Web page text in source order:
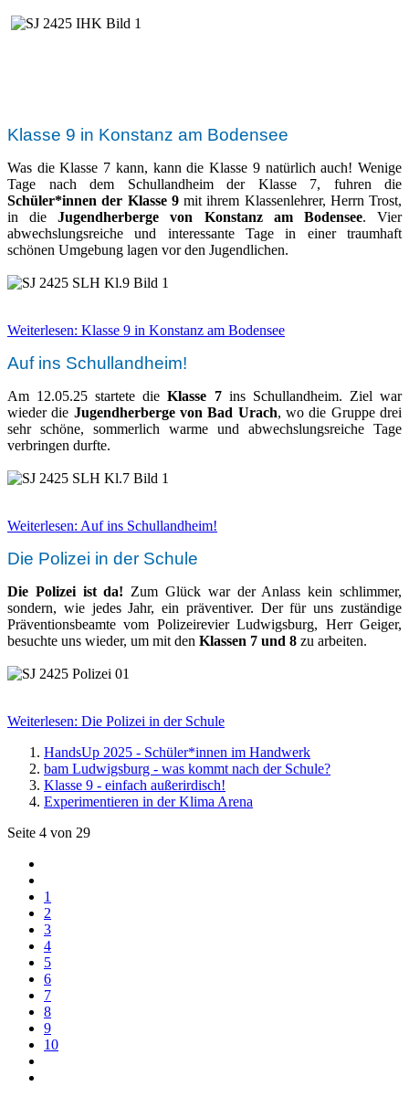
Klasse 9 in Konstanz am Bodensee
Was die Klasse 7 kann, kann die Klasse 9 natürlich auch! Wenige
Tage nach dem Schullandheim der Klasse 7, fuhren die
Schüler*innen der Klasse 9mit ihrem Klassenlehrer, Herrn Trost,
in dieJugendherberge von Konstanz am Bodensee. Vier
abwechslungsreiche und interessante Tage in einer traumhaft
schönen Umgebung lagen vor den Jugendlichen.
Weiterlesen: Klasse 9 in Konstanz am Bodensee
Auf ins Schullandheim!
Am 12.05.25 startete dieKlasse 7ins Schullandheim. Ziel war
wieder die Jugendherberge von Bad Urach, wo die Gruppe drei
sehr schöne, sommerlich warme und abwechslungsreiche Tage
verbringen durfte.
Weiterlesen: Auf ins Schullandheim!
Die Polizei in der Schule
Die Polizei ist da! Zum Glück war der Anlass kein schlimmer,
sondern, wie jedes Jahr, ein präventiver. Der für uns zuständige
Präventionsbeamte vom Polizeirevier Ludwigsburg, Herr Geiger,
besuchte uns wieder, um mit den Klassen 7 und 8 zu arbeiten.
Weiterlesen: Die Polizei in der Schule
HandsUp 2025 - Schüler*innen im Handwerk
bam Ludwigsburg - was kommt nach der Schule?
Klasse 9 - einfach außerirdisch!
Experimentieren in der Klima Arena
Seite 4 von 29
1
2
3
4
5
6
7
8
9
10